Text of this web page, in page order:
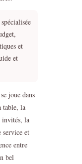
et
et
joue dans
table, la
invités, la
service et
entre
bel